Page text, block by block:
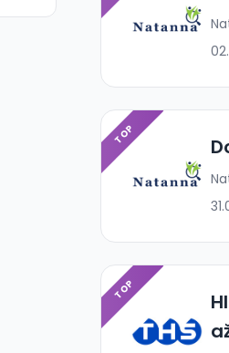
TOP
TOP